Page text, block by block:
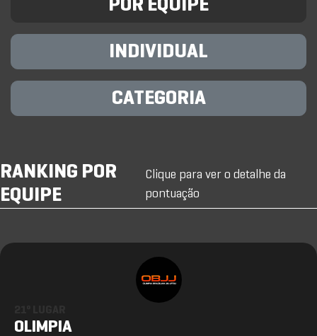
POR EQUIPE
INDIVIDUAL
CATEGORIA
RANKING POR
EQUIPE
Clique para ver o detalhe da
pontuação
OLIMPIA